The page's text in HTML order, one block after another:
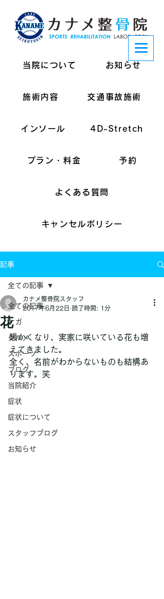
当院について お知らせ
施術内容 交通事故施術
インソール 4D-Stretch
プラン・料金 予約
よくある質問
キャンセルポリシー
記事
全ての記事
ケガ
グルメ
スポーツ
ブログ
当院紹介
症状
症状について
スタッフブログ
お知らせ
全ての記事
花
カナメ整骨院スタッフ
2017年6月22日 読了時間: 1分
暖かくなり、実家に咲いている花も増
えてきました。
全く、名前がわからないものも結構あ
ります。笑